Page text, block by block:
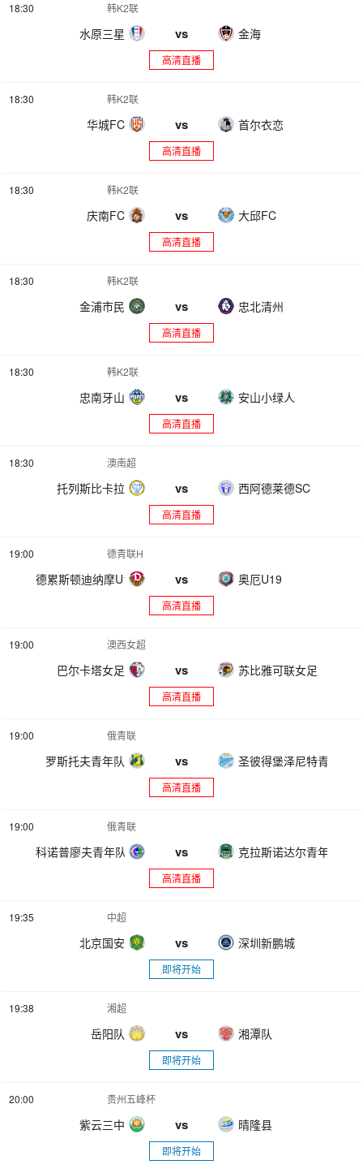
18:30 韩K2联
水原三星 vs 金海
高清直播
18:30 韩K2联
华城FC vs 首尔衣恋
高清直播
18:30 韩K2联
庆南FC vs 大邱FC
高清直播
18:30 韩K2联
金浦市民 vs 忠北清州
高清直播
18:30 韩K2联
忠南牙山 vs 安山小绿人
高清直播
18:30 澳南超
托列斯比卡拉 vs 西阿德莱德SC
高清直播
19:00 德青联H
德累斯顿迪纳摩U19 vs 奥厄U19
高清直播
19:00 澳西女超
巴尔卡塔女足 vs 苏比雅可联女足
高清直播
19:00 俄青联
罗斯托夫青年队 vs 圣彼得堡泽尼特青年队
高清直播
19:00 俄青联
科诺普廖夫青年队 vs 克拉斯诺达尔青年队
高清直播
19:35 中超
北京国安 vs 深圳新鹏城
即将开始
19:38 湘超
岳阳队 vs 湘潭队
即将开始
20:00 贵州五峰杯
紫云三中 vs 晴隆县
即将开始